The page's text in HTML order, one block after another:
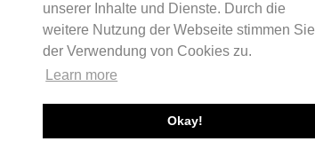
unserer Inhalte und Dienste. Durch die
weitere Nutzung der Webseite stimmen Sie
der Verwendung von Cookies zu.
Learn more
Okay!